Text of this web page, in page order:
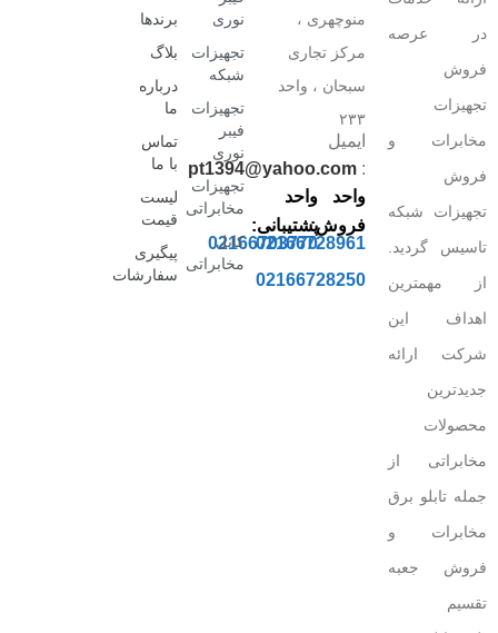
در عرصه
فروش
تجهیزات
مخابرات و
فروش
تجهیزات شبکه
تاسیس گردید.
از مهمترین
اهداف این
شرکت ارائه
جدیدترین
محصولات
مخابراتی از
جمله تابلو برق
مخابرات و
فروش جعبه
تقسیم
منوچهری ،
مرکز تجاری
سبحان ، واحد
۲۳۳
ایمیل
:
pt1394@yahoo.com
واحد
فروش:
02166728961
02166728250
واحد
پشتیبانی:
02166703770
نوری
تجهیزات
شبکه
تجهیزات
فیبر
نوری
تجهیزات
مخابراتی
کابل
مخابراتی
برندها
بلاگ
درباره
ما
تماس
با ما
لیست
قیمت
پیگیری
سفارشات